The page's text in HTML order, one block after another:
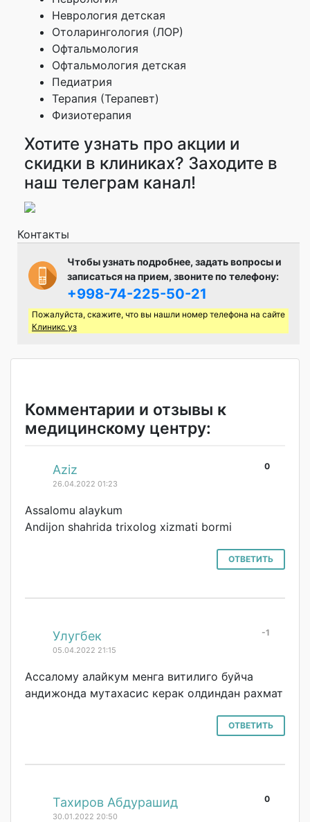
Неврология детская
Отоларингология (ЛОР)
Офтальмология
Офтальмология детская
Педиатрия
Терапия (Терапевт)
Физиотерапия
Хотите узнать про акции и
скидки в клиниках? Заходите в
наш телеграм канал!
Контакты
Чтобы узнать подробнее, задать вопросы и
записаться на прием, звоните по телефону:
+998-74-225-50-21
Пожалуйста, скажите, что вы нашли номер телефона на сайте
Клиникс уз
Комментарии и отзывы к
медицинскому центру:
0
Aziz
26.04.2022 01:23
Assalomu alaykum
Andijon shahrida trixolog xizmati bormi
ОТВЕТИТЬ
-1
Улугбек
05.04.2022 21:15
Ассалому алайкум менга витилиго буйча
андижонда мутахасис керак олдиндан рахмат
ОТВЕТИТЬ
0
Тахиров Абдурашид
30.01.2022 20:50